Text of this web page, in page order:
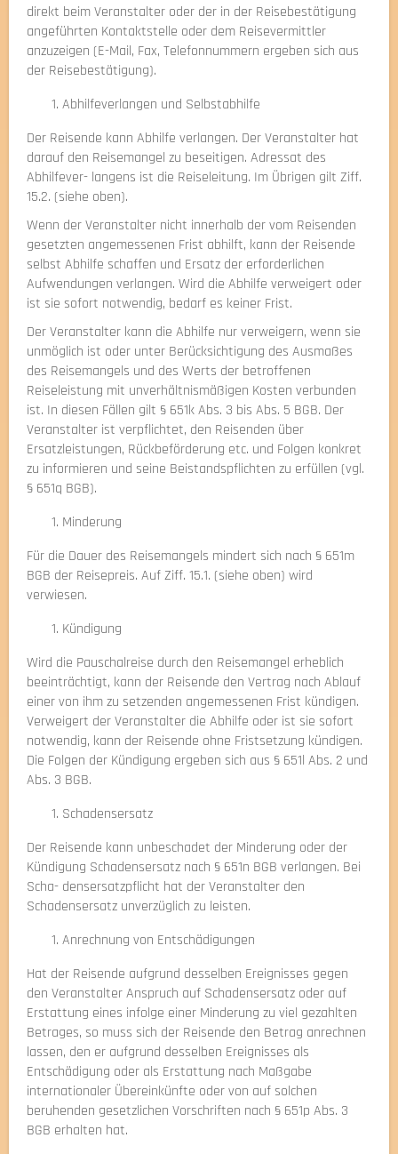
direkt beim Veranstalter oder der in der Reisebestätigung
angeführten Kontaktstelle oder dem Reisevermittler
anzuzeigen (E-Mail, Fax, Telefonnummern ergeben sich aus
der Reisebestätigung).
Abhilfeverlangen und Selbstabhilfe
Der Reisende kann Abhilfe verlangen. Der Veranstalter hat
darauf den Reisemangel zu beseitigen. Adressat des
Abhilfever- langens ist die Reiseleitung. Im Übrigen gilt Ziff.
15.2. (siehe oben).
Wenn der Veranstalter nicht innerhalb der vom Reisenden
gesetzten angemessenen Frist abhilft, kann der Reisende
selbst Abhilfe schaffen und Ersatz der erforderlichen
Aufwendungen verlangen. Wird die Abhilfe verweigert oder
ist sie sofort notwendig, bedarf es keiner Frist.
Der Veranstalter kann die Abhilfe nur verweigern, wenn sie
unmöglich ist oder unter Berücksichtigung des Ausmaßes
des Reisemangels und des Werts der betroffenen
Reiseleistung mit unverhältnismäßigen Kosten verbunden
ist. In diesen Fällen gilt § 651k Abs. 3 bis Abs. 5 BGB. Der
Veranstalter ist verpflichtet, den Reisenden über
Ersatzleistungen, Rückbeförderung etc. und Folgen konkret
zu informieren und seine Beistandspflichten zu erfüllen (vgl.
§ 651q BGB).
Minderung
Für die Dauer des Reisemangels mindert sich nach § 651m
BGB der Reisepreis. Auf Ziff. 15.1. (siehe oben) wird
verwiesen.
Kündigung
Wird die Pauschalreise durch den Reisemangel erheblich
beeinträchtigt, kann der Reisende den Vertrag nach Ablauf
einer von ihm zu setzenden angemessenen Frist kündigen.
Verweigert der Veranstalter die Abhilfe oder ist sie sofort
notwendig, kann der Reisende ohne Fristsetzung kündigen.
Die Folgen der Kündigung ergeben sich aus § 651l Abs. 2 und
Abs. 3 BGB.
Schadensersatz
Der Reisende kann unbeschadet der Minderung oder der
Kündigung Schadensersatz nach § 651n BGB verlangen. Bei
Scha- densersatzpflicht hat der Veranstalter den
Schadensersatz unverzüglich zu leisten.
Anrechnung von Entschädigungen
Hat der Reisende aufgrund desselben Ereignisses gegen
den Veranstalter Anspruch auf Schadensersatz oder auf
Erstattung eines infolge einer Minderung zu viel gezahlten
Betrages, so muss sich der Reisende den Betrag anrechnen
lassen, den er aufgrund desselben Ereignisses als
Entschädigung oder als Erstattung nach Maßgabe
internationaler Übereinkünfte oder von auf solchen
beruhenden gesetzlichen Vorschriften nach § 651p Abs. 3
BGB erhalten hat.